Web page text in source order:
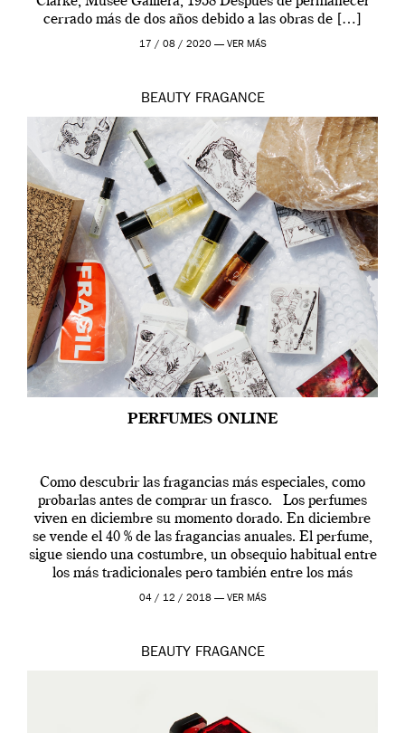
cerrado más de dos años debido a las obras de […]
17 / 08 / 2020 — VER MÁS
BEAUTY FRAGANCE
PERFUMES ONLINE
Como descubrir las fragancias más especiales, como
probarlas antes de comprar un frasco. Los perfumes
viven en diciembre su momento dorado. En diciembre
se vende el 40 % de las fragancias anuales. El perfume,
sigue siendo una costumbre, un obsequio habitual entre
los más tradicionales pero también entre los más
modernos. Estos días ha […]
04 / 12 / 2018 — VER MÁS
BEAUTY FRAGANCE